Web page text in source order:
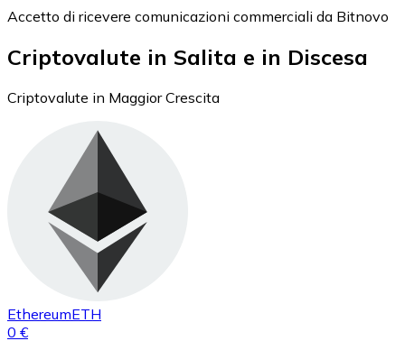
Accetto di ricevere comunicazioni commerciali da Bitnovo
Criptovalute in Salita e in Discesa
Criptovalute in Maggior Crescita
EthereumETH
0 €